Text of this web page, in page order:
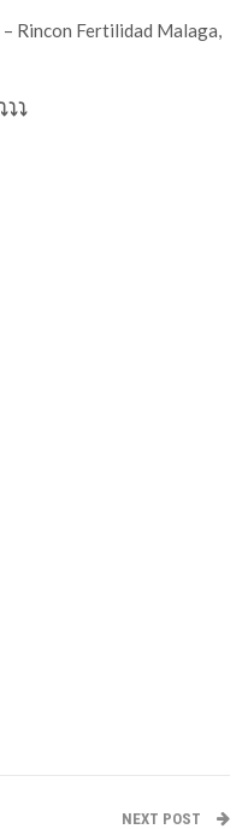
Rincon Fertilidad Malaga,
NEXT POST